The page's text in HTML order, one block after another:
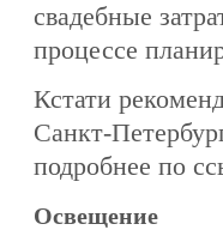
свадебные
процессе
Кстати
Санкт-
подробнее по
Освещение